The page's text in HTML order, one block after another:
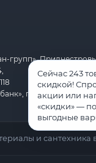
групп»,
г.Бендеры, р/с
и сантехника
Сейчас 243
скидкой!
акции или
«скидки» —
выгодные